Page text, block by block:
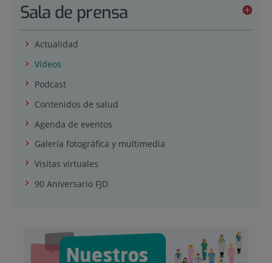
Sala de prensa
Actualidad
Vídeos
Podcast
Contenidos de salud
Agenda de eventos
Galería fotográfica y multimedia
Visitas virtuales
90 Aniversario FJD